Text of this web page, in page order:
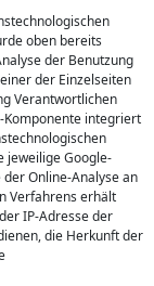
oben bereits
der Benutzung
der Einzelseiten
Verantwortlichen
Komponente integriert
jeweilige Google-
Online-Analyse an
Verfahrens erhält
IP-Adresse der
die Herkunft der